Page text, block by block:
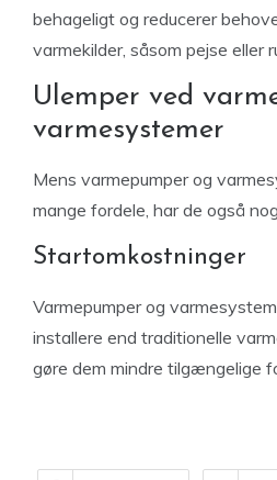
behageligt og reducerer
varmekilder, såsom pejse eller
Ulemper ved
varmesystemer
Mens varmepumper og
mange fordele, har de også
Startomkostninger
Varmepumper og
installere end traditionelle
gøre dem mindre tilgængelige